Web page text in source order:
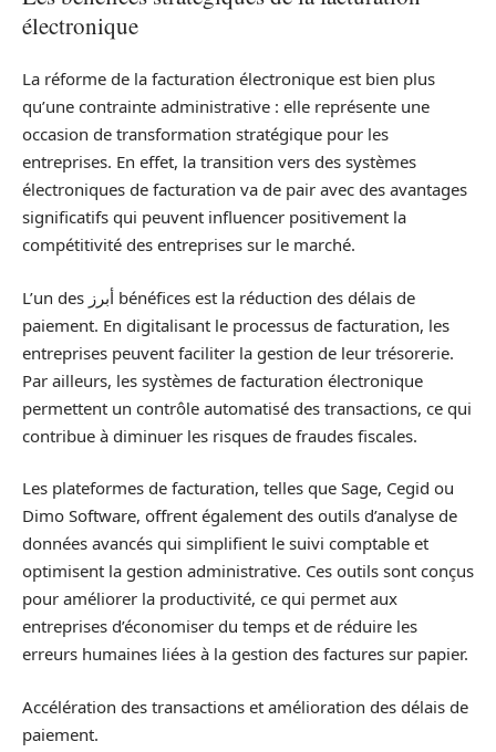
électronique
La réforme de la facturation électronique est bien plus
qu’une contrainte administrative : elle représente une
occasion de transformation stratégique pour les
entreprises. En effet, la transition vers des systèmes
électroniques de facturation va de pair avec des avantages
significatifs qui peuvent influencer positivement la
compétitivité des entreprises sur le marché.
L’un des أبرز bénéfices est la réduction des délais de
paiement. En digitalisant le processus de facturation, les
entreprises peuvent faciliter la gestion de leur trésorerie.
Par ailleurs, les systèmes de facturation électronique
permettent un contrôle automatisé des transactions, ce qui
contribue à diminuer les risques de fraudes fiscales.
Les plateformes de facturation, telles que Sage, Cegid ou
Dimo Software, offrent également des outils d’analyse de
données avancés qui simplifient le suivi comptable et
optimisent la gestion administrative. Ces outils sont conçus
pour améliorer la productivité, ce qui permet aux
entreprises d’économiser du temps et de réduire les
erreurs humaines liées à la gestion des factures sur papier.
Accélération des transactions et amélioration des délais de
paiement.